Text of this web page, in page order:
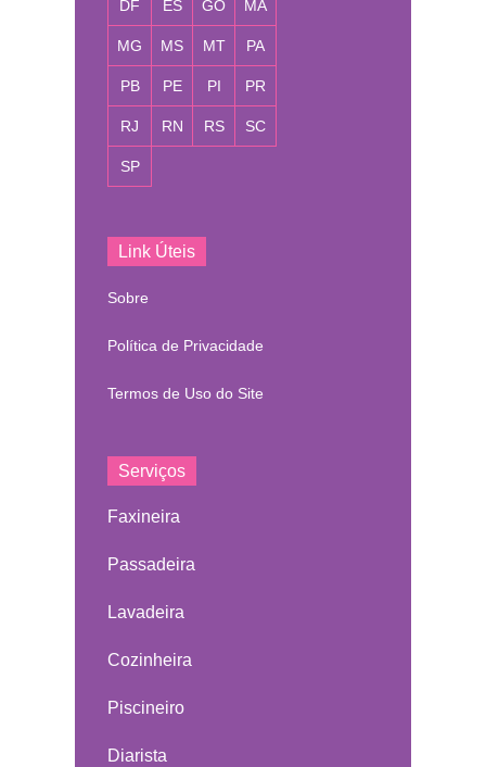
DF ES GO MA
MG MS MT PA
PB PE PI PR
RJ RN RS SC
SP
Link Úteis
Sobre
Política de Privacidade
Termos de Uso do Site
Serviços
Faxineira
Passadeira
Lavadeira
Cozinheira
Piscineiro
Diarista